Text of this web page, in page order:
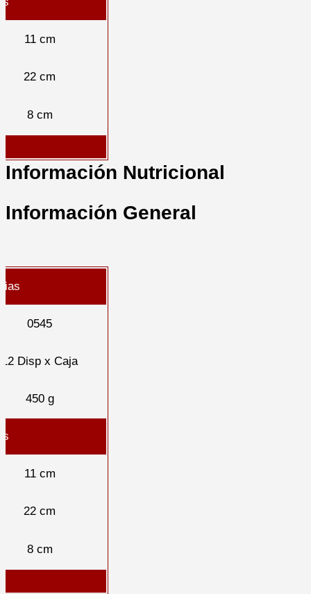
11 cm
22 cm
8 cm
Información Nutricional
Información General
0545
12 Disp x Caja
450 g
11 cm
22 cm
8 cm